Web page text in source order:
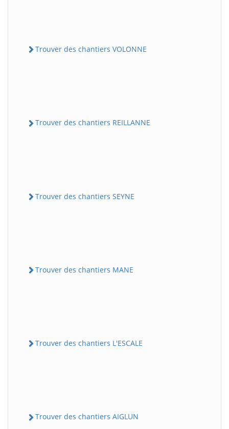
Trouver des chantiers VOLONNE
Trouver des chantiers REILLANNE
Trouver des chantiers SEYNE
Trouver des chantiers MANE
Trouver des chantiers L'ESCALE
Trouver des chantiers AIGLUN